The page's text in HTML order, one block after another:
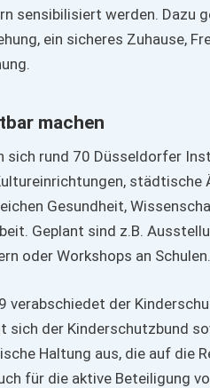
sensibilisiert werden. Dazu
ein sicheres Zuhause,
machen
sich rund 70 Düsseldorfer
städtische
Gesundheit,
Geplant sind z.B.
oder Workshops an Schulen.
verabschiedet der
sich der Kinderschutzbund
Haltung aus, die auf die
für die aktive Beteiligung